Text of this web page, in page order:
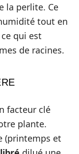
la perlite. Ce
tout en
qui est
de racines.
facteur clé
plante.
(printemps et